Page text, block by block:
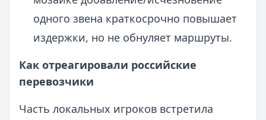
одного звена краткосрочно повышает
издержки, но не обнуляет маршруты.
Как отреагировали российские
перевозчики
Часть локальных игроков встретила